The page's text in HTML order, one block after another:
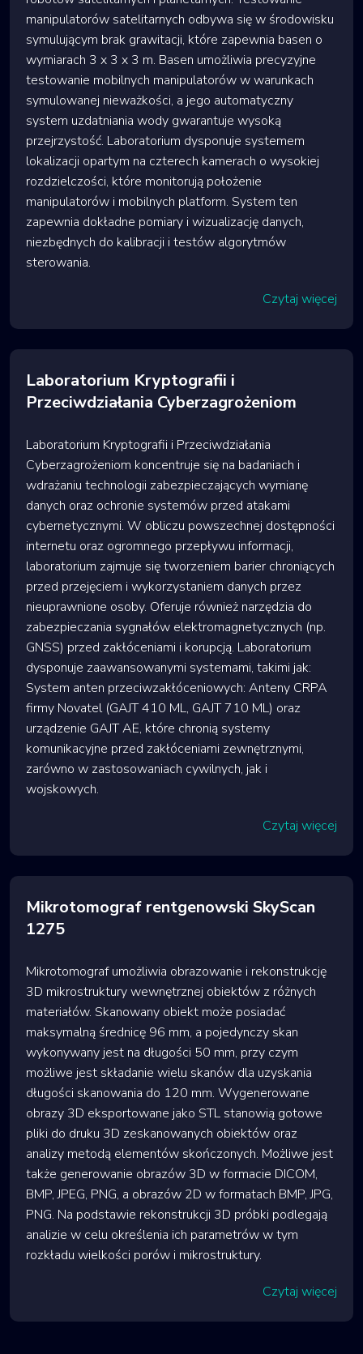
manipulatorów satelitarnych odbywa się w środowisku
symulującym brak grawitacji, które zapewnia basen o
wymiarach 3 x 3 x 3 m. Basen umożliwia precyzyjne
testowanie mobilnych manipulatorów w warunkach
symulowanej nieważkości, a jego automatyczny
system uzdatniania wody gwarantuje wysoką
przejrzystość. Laboratorium dysponuje systemem
lokalizacji opartym na czterech kamerach o wysokiej
rozdzielczości, które monitorują położenie
manipulatorów i mobilnych platform. System ten
zapewnia dokładne pomiary i wizualizację danych,
niezbędnych do kalibracji i testów algorytmów
sterowania.
Czytaj więcej
Laboratorium Kryptografii i
Przeciwdziałania Cyberzagrożeniom
Laboratorium Kryptografii i Przeciwdziałania
Cyberzagrożeniom koncentruje się na badaniach i
wdrażaniu technologii zabezpieczających wymianę
danych oraz ochronie systemów przed atakami
cybernetycznymi. W obliczu powszechnej dostępności
internetu oraz ogromnego przepływu informacji,
laboratorium zajmuje się tworzeniem barier chroniących
przed przejęciem i wykorzystaniem danych przez
nieuprawnione osoby. Oferuje również narzędzia do
zabezpieczania sygnałów elektromagnetycznych (np.
GNSS) przed zakłóceniami i korupcją. Laboratorium
dysponuje zaawansowanymi systemami, takimi jak:
System anten przeciwzakłóceniowych: Anteny CRPA
firmy Novatel (GAJT 410 ML, GAJT 710 ML) oraz
urządzenie GAJT AE, które chronią systemy
komunikacyjne przed zakłóceniami zewnętrznymi,
zarówno w zastosowaniach cywilnych, jak i
wojskowych.
Czytaj więcej
Mikrotomograf rentgenowski SkyScan
1275
Mikrotomograf umożliwia obrazowanie i rekonstrukcję
3D mikrostruktury wewnętrznej obiektów z różnych
materiałów. Skanowany obiekt może posiadać
maksymalną średnicę 96 mm, a pojedynczy skan
wykonywany jest na długości 50 mm, przy czym
możliwe jest składanie wielu skanów dla uzyskania
długości skanowania do 120 mm. Wygenerowane
obrazy 3D eksportowane jako STL stanowią gotowe
pliki do druku 3D zeskanowanych obiektów oraz
analizy metodą elementów skończonych. Możliwe jest
także generowanie obrazów 3D w formacie DICOM,
BMP, JPEG, PNG, a obrazów 2D w formatach BMP, JPG,
PNG. Na podstawie rekonstrukcji 3D próbki podlegają
analizie w celu określenia ich parametrów w tym
rozkładu wielkości porów i mikrostruktury.
Czytaj więcej